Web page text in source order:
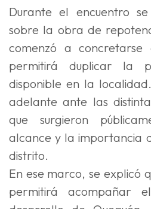
Durante el encuentro
sobre la obra de
comenzó a
permitirá duplicar la
disponible en la
adelante ante las
que surgieron
alcance y la importancia
distrito.
En ese marco, se explicó
permitirá acompañar